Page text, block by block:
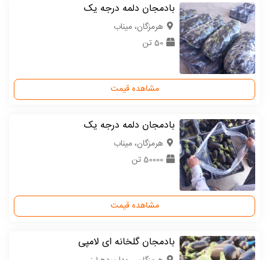
بادمجان دلمه درجه یک
هرمزگان، میناب
50 تن
مشاهده قیمت
بادمجان دلمه درجه یک
هرمزگان، میناب
50000 تن
مشاهده قیمت
بادمجان گلخانه ای لامپی